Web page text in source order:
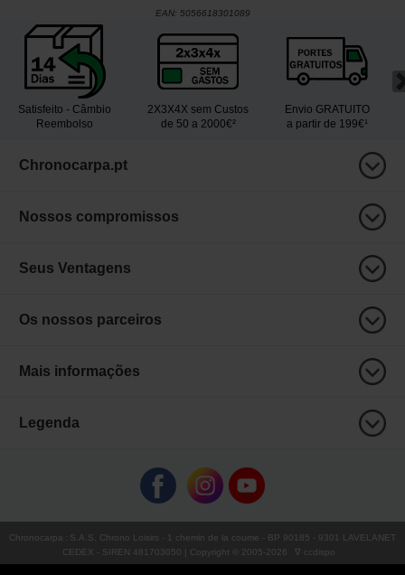
EAN: 5056618301089
Satisfeito - Câmbio
Reembolso
2X3X4X sem Custos
de 50 a 2000€²
Envio GRATUITO
a partir de 199€¹
Chronocarpa.pt
Nossos compromissos
Seus Ventagens
Os nossos parceiros
Mais informações
Legenda
Chronocarpa : S.A.S. Chrono Loisirs - 1 chemin de la coume - BP 90185 - 9301 LAVELANET
CEDEX - SIREN 481703050 | Copyright © 2005-2026 ∇ ccdispo